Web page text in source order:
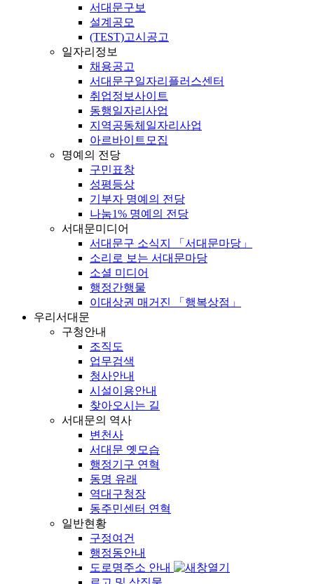
서대문구보
설계공모
(TEST)고시공고
일자리정보
채용공고
서대문구일자리플러스센터
취업정보사이트
동행일자리사업
지역공동체일자리사업
아르바이트모집
명예의 전당
구민표창
성평등상
기부자 명예의 전당
나눔1% 명예의 전당
서대문미디어
서대문구 소식지 「서대문마당」
소리로 보는 서대문마당
소셜 미디어
행정간행물
이대상권 매거진 「행복상점」
우리서대문
구청안내
조직도
업무검색
청사안내
시설이용안내
찾아오시는 길
서대문의 역사
변천사
서대문 옛모습
행정기구 연혁
동명 유래
역대구청장
동주민센터 연혁
일반현황
구정여건
행정동안내
도로명주소 안내